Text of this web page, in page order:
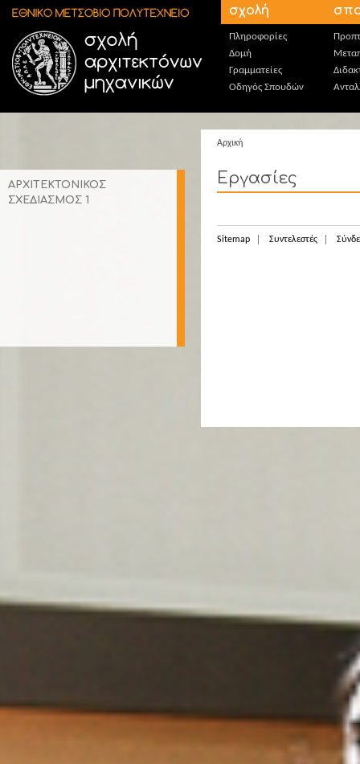
Παράκαμψη προς το κυρίως περιεχόμενο σχολή
Πληροφορίες
Δομή
Γραμματείες
Οδηγός Σπουδών
ΑΡΧΙΤΕΚΤΟΝΙΚΟΣ
ΣΧΕΔΙΑΣΜΟΣ 1
Αρχική
Εργασίες
Sitemap Συντελεστές